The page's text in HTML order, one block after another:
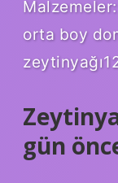
orta boy
gün